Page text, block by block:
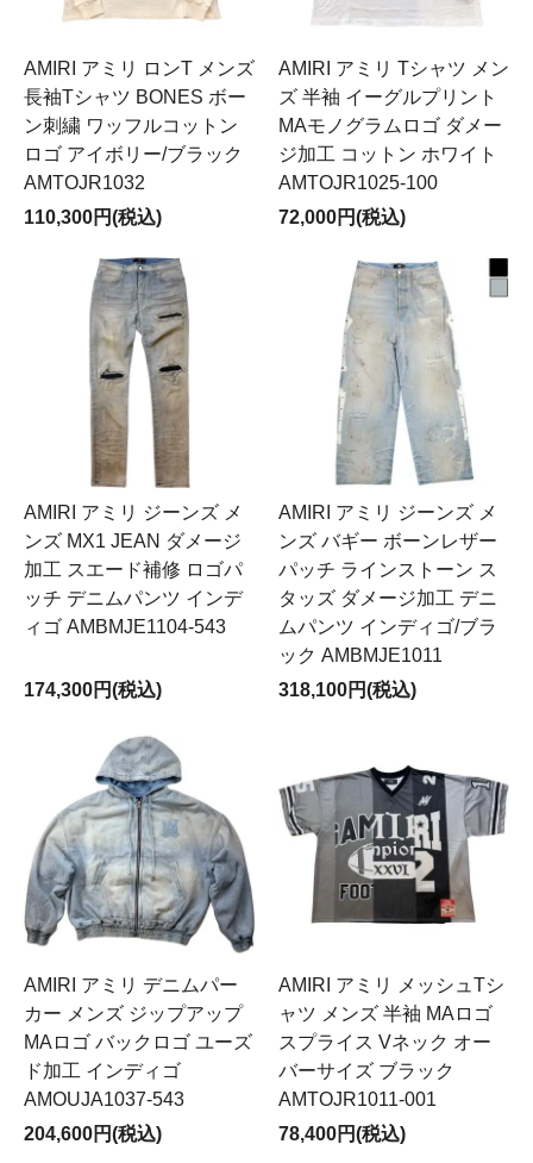
AMIRI アミリ ロンT メンズ
長袖Tシャツ BONES ボー
ン刺繍 ワッフルコットン
ロゴ アイボリー/ブラック
AMTOJR1032
110,300円(税込)
AMIRI アミリ Tシャツ メン
ズ 半袖 イーグルプリント
MAモノグラムロゴ ダメー
ジ加工 コットン ホワイト
AMTOJR1025-100
72,000円(税込)
AMIRI アミリ ジーンズ メ
ンズ MX1 JEAN ダメージ
加工 スエード補修 ロゴパ
ッチ デニムパンツ インデ
ィゴ AMBMJE1104-543
174,300円(税込)
AMIRI アミリ ジーンズ メ
ンズ バギー ボーンレザー
パッチ ラインストーン ス
タッズ ダメージ加工 デニ
ムパンツ インディゴ/ブラ
ック AMBMJE1011
318,100円(税込)
AMIRI アミリ デニムパー
カー メンズ ジップアップ
MAロゴ バックロゴ ユーズ
ド加工 インディゴ
AMOUJA1037-543
204,600円(税込)
AMIRI アミリ メッシュTシ
ャツ メンズ 半袖 MAロゴ
スプライス Vネック オー
バーサイズ ブラック
AMTOJR1011-001
78,400円(税込)